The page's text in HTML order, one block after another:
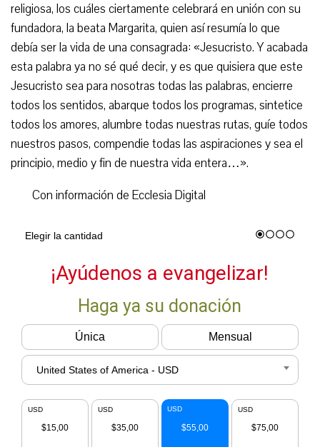
religiosa, los cuáles ciertamente celebrará en unión con su
fundadora, la beata Margarita, quien así resumía lo que
debía ser la vida de una consagrada: «Jesucristo. Y acabada
esta palabra ya no sé qué decir, y es que quisiera que este
Jesucristo sea para nosotras todas las palabras, encierre
todos los sentidos, abarque todos los programas, sintetice
todos los amores, alumbre todas nuestras rutas, guíe todos
nuestros pasos, compendie todas las aspiraciones y sea el
principio, medio y fin de nuestra vida entera…».
Con información de Ecclesia Digital